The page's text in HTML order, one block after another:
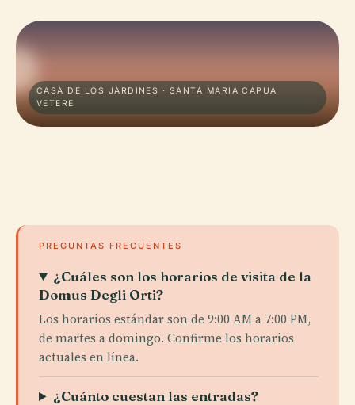
CASA DE LOS JARDINES · SANTA MARIA CAPUA
VETERE
PREGUNTAS FRECUENTES
¿Cuáles son los horarios de visita de la
Domus Degli Orti?
Los horarios estándar son de 9:00 AM a 7:00 PM,
de martes a domingo. Confirme los horarios
actuales en línea.
¿Cuánto cuestan las entradas?